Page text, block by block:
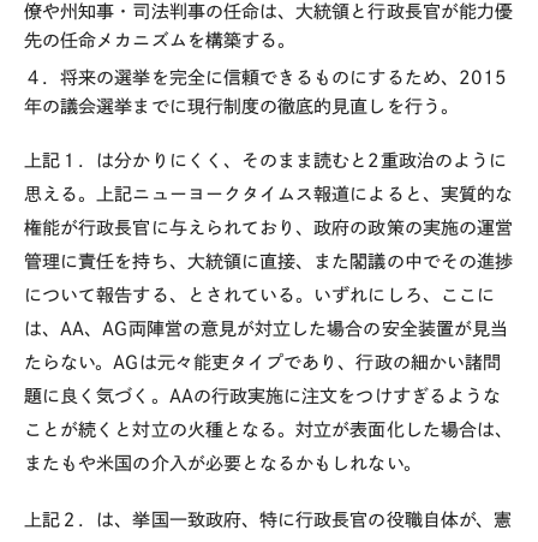
僚や州知事・司法判事の任命は、大統領と行政長官が能力優
先の任命メカニズムを構築する。
４．将来の選挙を完全に信頼できるものにするため、2015
年の議会選挙までに現行制度の徹底的見直しを行う。
上記１．は分かりにくく、そのまま読むと2重政治のように
思える。上記ニューヨークタイムス報道によると、実質的な
権能が行政長官に与えられており、政府の政策の実施の運営
管理に責任を持ち、大統領に直接、また閣議の中でその進捗
について報告する、とされている。いずれにしろ、ここに
は、AA、AG両陣営の意見が対立した場合の安全装置が見当
たらない。AGは元々能吏タイプであり、行政の細かい諸問
題に良く気づく。AAの行政実施に注文をつけすぎるような
ことが続くと対立の火種となる。対立が表面化した場合は、
またもや米国の介入が必要となるかもしれない。
上記２．は、挙国一致政府、特に行政長官の役職自体が、憲